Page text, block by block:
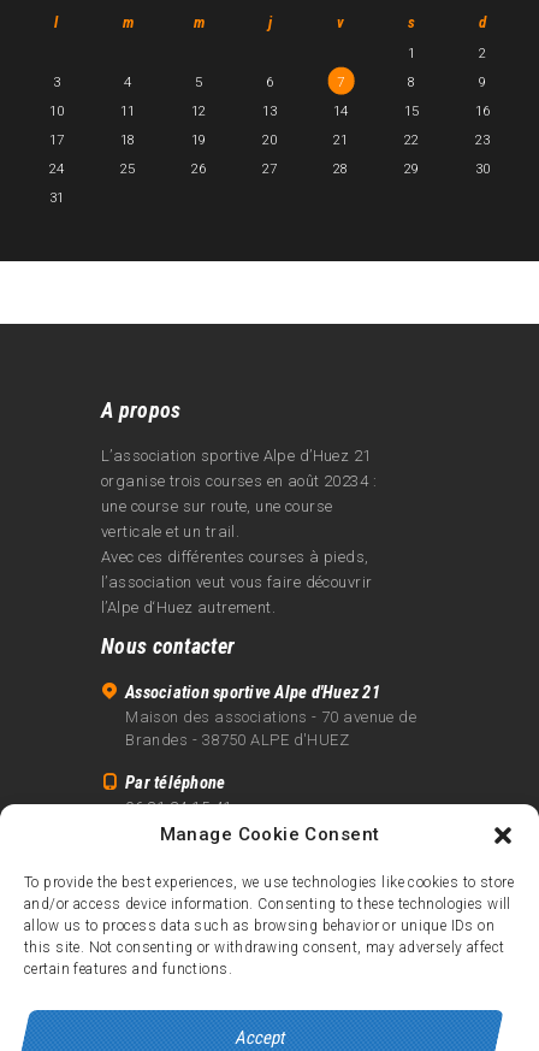
Manage Cookie Consent
To provide the best experiences, we use technologies like cookies to store
and/or access device information. Consenting to these technologies will
allow us to process data such as browsing behavior or unique IDs on
this site. Not consenting or withdrawing consent, may adversely affect
certain features and functions.
Accept
l m m j v s d
1
2
3
4 5 6 7 8
9
10
11 12 13 14 15
16
17
18 19 20 21 22
23
24
25 26 27 28 29
30
31
A propos
L’association sportive Alpe d’Huez 21
organise trois courses en août 20234 :
une course sur route, une course
verticale et un trail.
Avec ces différentes courses à pieds,
l’association veut vous faire découvrir
l’Alpe d‘Huez autrement.
Nous contacter
Association sportive Alpe d'Huez 21
Maison des associations - 70 avenue de
Brandes - 38750 ALPE d'HUEZ
Par téléphone
06 81 24 15 41
info@alpe21.fr
Mentions légales
Contact
crédits